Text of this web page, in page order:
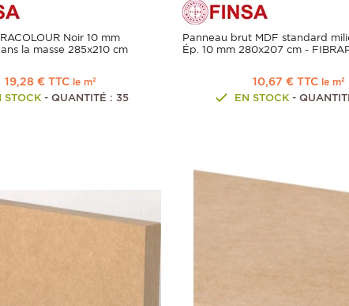
Noir 10 mm
la masse 285x210 cm
19,28 € TTC le m²
STOCK- QUANTITÉ : 35
Panneau brut MDF standard
Ép. 10 mm 280x207 cm -
10,67 € TTC le m²
EN STOCK-